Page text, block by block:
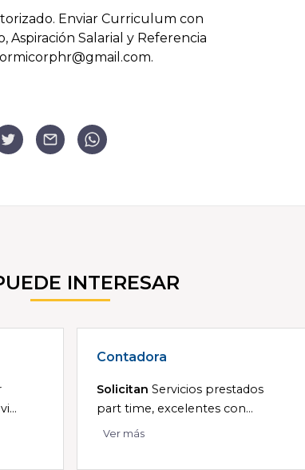
Enviar Curriculum con
Aspiración Salarial y Referencia
INTERESAR
Contadora
Solicitan Servicios prestados
part time, excelentes con...
Ver más